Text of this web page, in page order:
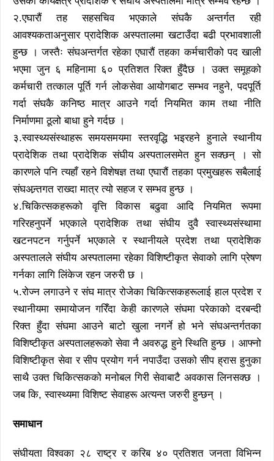
२.एघारौं तह सहसचिव भएकाले संघकै अन्तर्गत रही
आवश्यकताअनुसार प्रादेशिक अस्पतालमा खटाउँदा बढी प्रभावशाली
हुन्छ । जस्तैः संघअन्तर्गत रहेका एघारौं तहका कर्मचारीको पद खाली
भएमा जुन ६ महिनामा ६० प्रतिशत रिक्त हुँदैछ । उक्त समूहको
कर्मचारी तत्काल पूर्ति गर्न लोकसेवा आयोगबाट सम्भव नहुने, पदपूर्ति
गर्दा संघकै कनिष्ठ मात्र आउने गर्दा नियमित काम तथा नीति
निर्माणमा ठूलो बाधा हुने गर्दछ ।
३.स्वास्थ्यसंस्थाहरू समयसमयमा स्तरवृद्धि भइरहने हुनाले स्थानीय
प्रादेशिक तथा प्रादेशिक संघीय अस्पतालसमेत हुन सक्छन् । सो
कारणले पनि त्यहाँ रहने विशेषज्ञ तथा एघारौं तहका प्रमुखहरू सबैलाई
संघअन्र्तगत राख्दा मात्र त्यो सहज र सम्भव हुन्छ ।
४.चिकित्सकहरूको वृत्ति विकास बढुवा आदि नियमित रूपमा
गरिरहनुपर्ने भएकाले प्रादेशिक तथा संघीय दुवै स्वास्थ्यसंस्थामा
खटनपटन गर्नुपर्ने भएकाले र स्थानीयले प्रदेश तथा प्रादेशिक
अस्पतालले संघीय अस्पतालमा रहेका विशिष्टीकृत सेवाको लागि प्रेषण
गर्नका लागि लिंकेज रहन जरुरी छ ।
५.रोज्न लगाउने र संघ मात्र रोजेका चिकित्सकहरूलाई हाल प्रदेश र
स्थानीयमा समायोजन गरिँदा केही कारणले संघमा परेकाको दरबन्दी
रिक्त हुँदा संघमा आउने बाटो खुला नगर्ने हो भने संघअन्तर्गतका
विशिष्टीकृत अस्पतालहरूको सेवा नै अवरुद्ध हुने स्थिति हुन्छ । आफ्नो
विशिष्टीकृत सेवा र सीप प्रयोग गर्न नपाउँदा उसको सीप ह्रास हुनुका
साथै उक्त चिकित्सकको मनोबल गिरी सेवाबाटै अवकास लिनसक्छ ।
जब कि, स्वास्थ्यमा विशिष्ट सेवाहरू अत्यन्त जरुरी हुन्छन् ।
समाधान
संघीयता विश्वका २८ राष्ट्र र करिब ४० प्रतिशत जनता विभिन्न